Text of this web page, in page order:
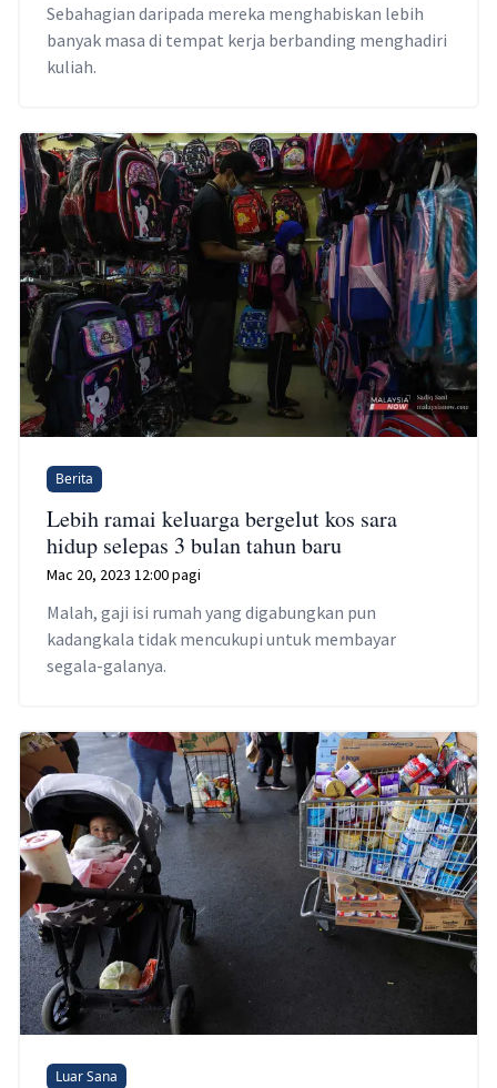
Sebahagian daripada mereka menghabiskan lebih
banyak masa di tempat kerja berbanding menghadiri
kuliah.
Berita
Lebih ramai keluarga bergelut kos sara
hidup selepas 3 bulan tahun baru
Mac 20, 2023 12:00 pagi
Malah, gaji isi rumah yang digabungkan pun
kadangkala tidak mencukupi untuk membayar
segala-galanya.
Luar Sana